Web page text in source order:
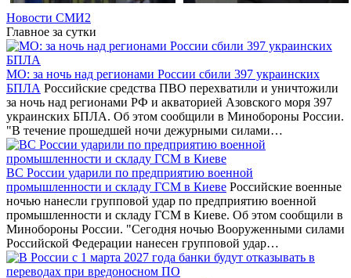
Новости СМИ2
Главное за сутки
МО: за ночь над регионами России сбили 397 украинских
БПЛА Российские средства ПВО перехватили и уничтожили
за ночь над регионами РФ и акваторией Азовского моря 397
украинских БПЛА. Об этом сообщили в Минобороны России.
"В течение прошедшей ночи дежурными силами…
ВС России ударили по предприятию военной
промышленности и складу ГСМ в Киеве Российские военные
ночью нанесли групповой удар по предприятию военной
промышленности и складу ГСМ в Киеве. Об этом сообщили в
Минобороны России. "Сегодня ночью Вооруженными силами
Российской Федерации нанесен групповой удар…